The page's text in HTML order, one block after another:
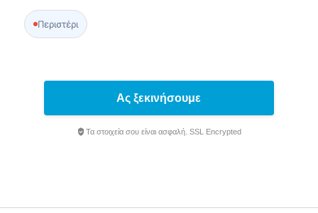
Περιστέρι
Ας ξεκινήσουμε
Τα στοιχεία σου είναι ασφαλή. SSL Encrypted